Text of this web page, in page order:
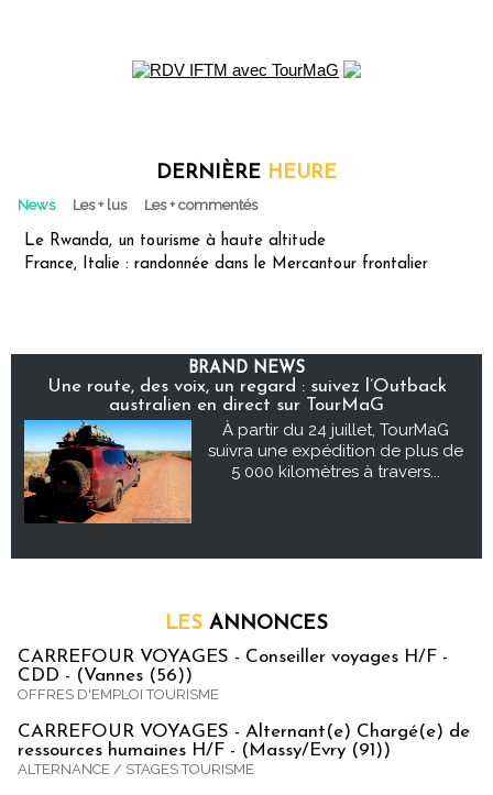
DERNIÈRE HEURE
News Les + lus Les + commentés
Le Rwanda, un tourisme à haute altitude
France, Italie : randonnée dans le Mercantour frontalier
BRAND NEWS
Une route, des voix, un regard : suivez l’Outback
australien en direct sur TourMaG
À partir du 24 juillet, TourMaG
suivra une expédition de plus de
5 000 kilomètres à travers...
LES ANNONCES
CARREFOUR VOYAGES - Conseiller voyages H/F -
CDD - (Vannes (56))
OFFRES D'EMPLOI TOURISME
CARREFOUR VOYAGES - Alternant(e) Chargé(e) de
ressources humaines H/F - (Massy/Evry (91))
ALTERNANCE / STAGES TOURISME